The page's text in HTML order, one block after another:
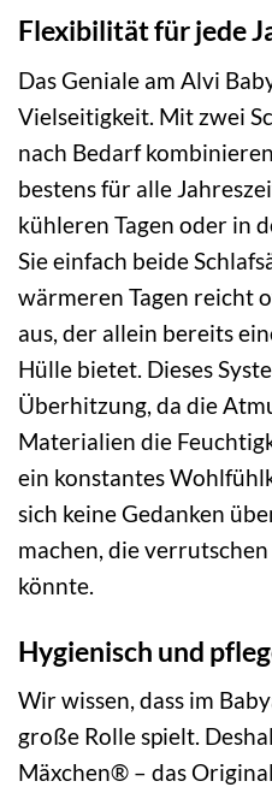
Flexibilität für jede
Das Geniale am Alvi
Vielseitigkeit. Mit zwei
nach Bedarf
bestens für alle
kühleren Tagen oder in
Sie einfach beide
wärmeren Tagen reicht
aus, der allein bereits
Hülle bietet. Dieses
Überhitzung, da die
Materialien die
ein konstantes
sich keine Gedanken
machen, die
könnte.
Hygienisch und
Wir wissen, dass im
große Rolle spielt.
Mäxchen® – das